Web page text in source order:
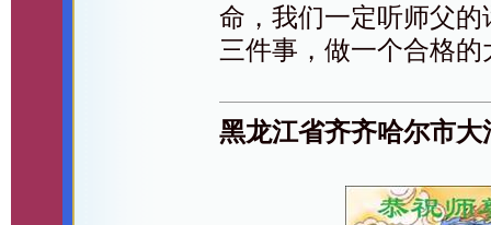
命，我们一定听师父的
三件事，做一个合格
黑龙江省齐齐哈尔市